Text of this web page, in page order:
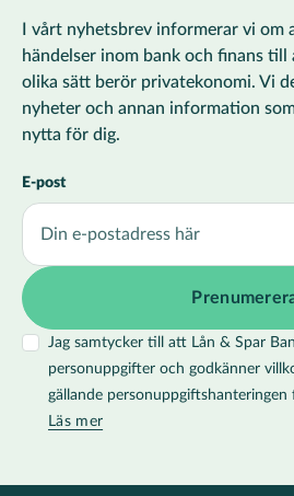
I vårt nyhetsbrev informerar vi om
händelser inom bank och finans till
olika sätt berör privatekonomi. Vi
nyheter och annan information
nytta för dig.
E-post
Jag samtycker till att Lån & Spar
personuppgifter och godkänner
gällande personuppgiftshanteringen
Läs mer